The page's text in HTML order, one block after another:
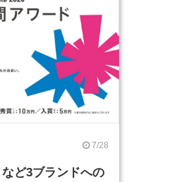
7/28
ど3ブランドへの